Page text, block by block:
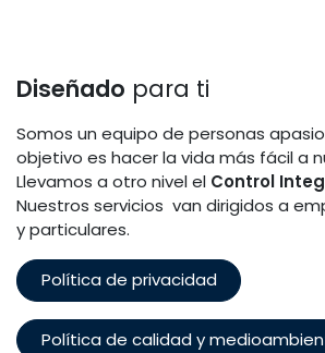
Diseñado para ti
Somos un equipo de personas
objetivo es hacer la vida más fácil a
Llevamos a otro nivel el Control
Nuestros servicios van dirigidos a
y particulares.
Política de privacidad
Política de calidad y